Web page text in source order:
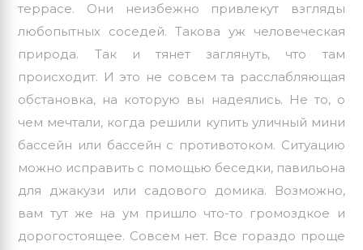
террасе. Они неизбежно привлекут взгляды
любопытных соседей. Такова уж человеческая
природа. Так и тянет заглянуть, что там
происходит. И это не совсем та расслабляющая
обстановка, на которую вы надеялись. Не то, о
чем мечтали, когда решили купить уличный мини
бассейн или бассейн с противотоком. Ситуацию
можно исправить с помощью беседки, павильона
для джакузи или садового домика. Возможно,
вам тут же на ум пришло что-то громоздкое и
дорогостоящее. Совсем нет. Все гораздо проще